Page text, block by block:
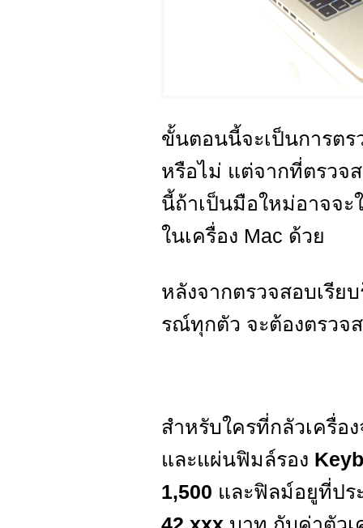
ขั้นตอนนี้จะเป็นการตร
หรือไม่ แต่จากที่ตรวจ
นี้ถ้าเป็นมือใหม่อาจจะ
ในเครื่อง Mac ด้วย
หลังจากตรวจสอบเรีย
รณ์ทุกตัว จะต้องตรวจ
สำหรับใครที่กลัวเครื่อ
และแผ่นฟิมล์รอง
1,500 และฟิลม์อยูที่ป